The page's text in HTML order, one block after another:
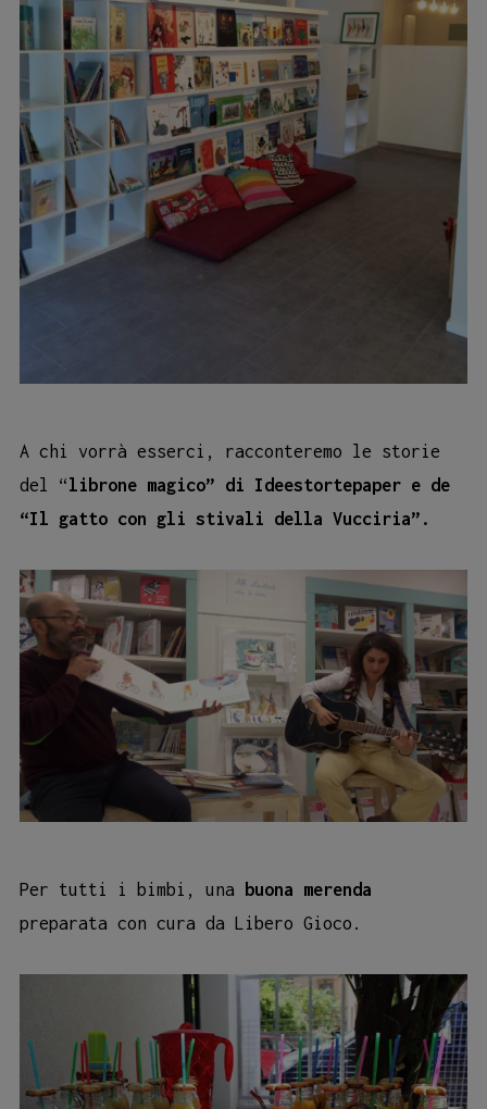
A chi vorrà esserci, racconteremo le storie
del “librone magico” di Ideestortepaper e de
“Il gatto con gli stivali della Vucciria”.
Per tutti i bimbi, una
buona merenda
preparata con cura da Libero Gioco.